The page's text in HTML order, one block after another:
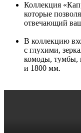
Коллекция
которые
отвечающий
В коллекцию
с глухими,
комоды, тумбы,
и 1800 мм.